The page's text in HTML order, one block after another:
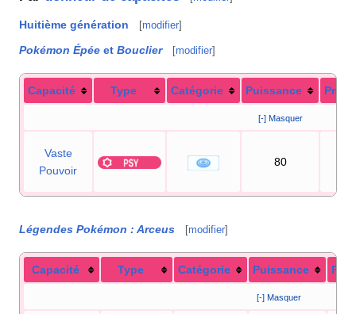
Huitième génération [modifier]
Pokémon Épée et Bouclier [modifier]
Capacité Type Catégorie Puissance
[-] Masquer
Vaste
Pouvoir
80
Légendes Pokémon : Arceus [modifier]
Capacité Type Catégorie Puissance
[-] Masquer